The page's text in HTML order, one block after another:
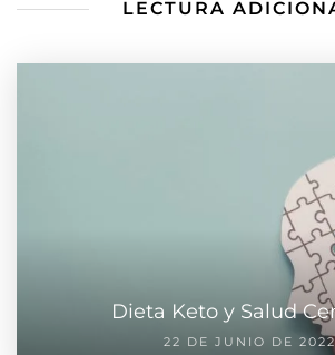
LECTURA
Dieta Keto y Salud
22 DE JUNIO DE 2022